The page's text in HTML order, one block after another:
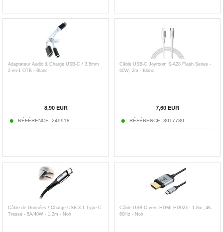
Adaptateur Audio & Charge USB-C / 3.5mm
2-en-1 OTB - Blanc
8,90EUR
RÉFÉRENCE: 249918
Câble USB-C Joyroom S-A28 Flash Series -
60W, 2m - Blanc
7,60EUR
RÉFÉRENCE: 3017730
Câble de Données / Charge USB 3.1 Type-C
Tressé - 5A/40W - 1.2m - Noir
Câble USB-C vers HDMI HD023 - 1.8m, 4K,
60Hz - Noir